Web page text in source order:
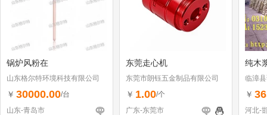
锅炉风粉在
山东格尔特环境科技有限公司
￥ 30000.00/台
山东-青岛市
东莞走心机
东莞市朗钰五金制品有限公司
￥ 1.00/个
广东-东莞市
纯木
临漳
￥
河北-